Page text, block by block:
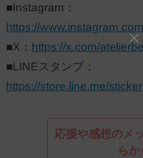
■Instagram：
https://
■X： https://x.com/
■LINEスタンプ：
https://store.line.me/
応援や感想のメ
らか